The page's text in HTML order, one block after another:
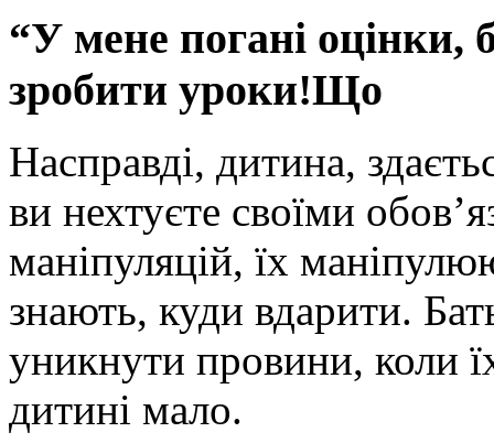
“У мене погані оцінки,
зробити уроки!Що
Насправді, дитина,
ви нехтуєте своїми
маніпуляцій, їх
знають, куди вдарити.
уникнути провини, коли
дитині мало.